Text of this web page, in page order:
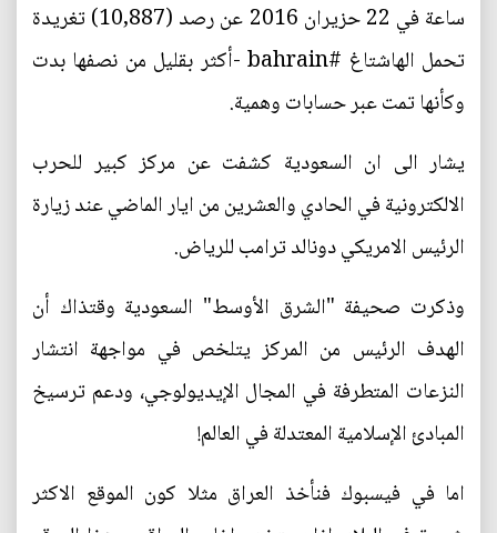
ساعة في 22 حزيران 2016 عن رصد (10,887) تغريدة
تحمل الهاشتاغ #bahrain -أكثر بقليل من نصفها بدت
وكأنها تمت عبر حسابات وهمية.
يشار الى ان السعودية كشفت عن مركز كبير للحرب
الالكترونية في الحادي والعشرين من ايار الماضي عند زيارة
الرئيس الامريكي دونالد ترامب للرياض.
وذكرت صحيفة "الشرق الأوسط" السعودية وقتذاك أن
الهدف الرئيس من المركز يتلخص في مواجهة انتشار
النزعات المتطرفة في المجال الإيديولوجي، ودعم ترسيخ
المبادئ الإسلامية المعتدلة في العالم!
اما في فيسبوك فنأخذ العراق مثلا كون الموقع الاكثر